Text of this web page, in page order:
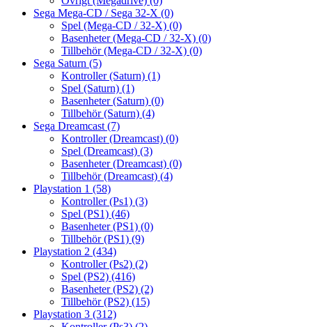
Sega Mega-CD / Sega 32-X (0)
Spel (Mega-CD / 32-X) (0)
Basenheter (Mega-CD / 32-X) (0)
Tillbehör (Mega-CD / 32-X) (0)
Sega Saturn (5)
Kontroller (Saturn) (1)
Spel (Saturn) (1)
Basenheter (Saturn) (0)
Tillbehör (Saturn) (4)
Sega Dreamcast (7)
Kontroller (Dreamcast) (0)
Spel (Dreamcast) (3)
Basenheter (Dreamcast) (0)
Tillbehör (Dreamcast) (4)
Playstation 1 (58)
Kontroller (Ps1) (3)
Spel (PS1) (46)
Basenheter (PS1) (0)
Tillbehör (PS1) (9)
Playstation 2 (434)
Kontroller (Ps2) (2)
Spel (PS2) (416)
Basenheter (PS2) (2)
Tillbehör (PS2) (15)
Playstation 3 (312)